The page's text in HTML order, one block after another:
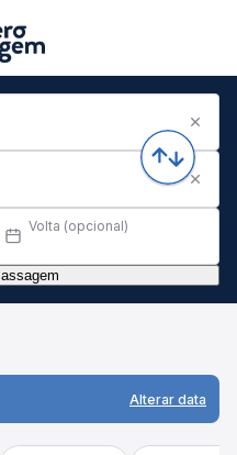
Volta (opcional)
Alterar data